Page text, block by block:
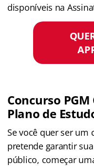
disponíveis na
Concurso
Plano de
Se você quer ser um
pretende garantir
público, começar